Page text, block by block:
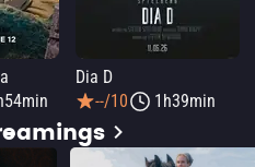
Dia D
--/10
1h39min